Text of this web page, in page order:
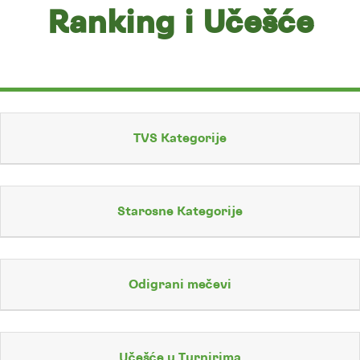
Ranking i Učešće
TVS Kategorije
Starosne Kategorije
Odigrani mečevi